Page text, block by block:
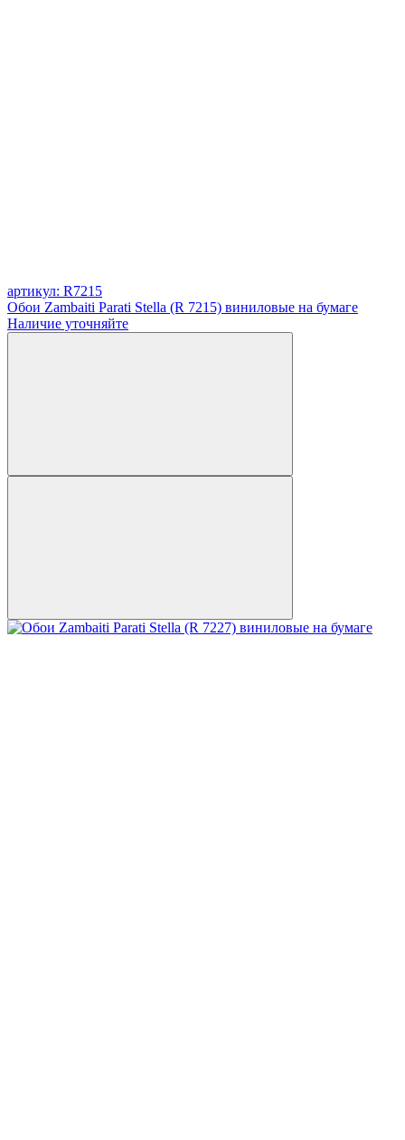
артикул: R7215
Обои Zambaiti Parati Stella (R 7215) виниловые на бумаге
Наличие уточняйте